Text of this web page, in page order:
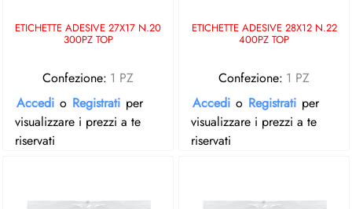
ETICHETTE ADESIVE 27X17 N.20
300PZ TOP
Confezione: 1 PZ
Accedi o Registrati per
visualizzare i prezzi a te
riservati
ETICHETTE ADESIVE 28X12 N.22
400PZ TOP
Confezione: 1 PZ
Accedi o Registrati per
visualizzare i prezzi a te
riservati